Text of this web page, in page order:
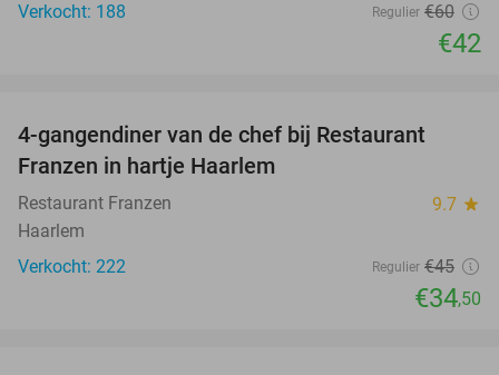
Verkocht: 188
Regulier €60
€42
4-gangendiner van de chef bij Restaurant
Franzen in hartje Haarlem
Restaurant Franzen 9.7 star
Haarlem
Verkocht: 222
Regulier €45
€34,50